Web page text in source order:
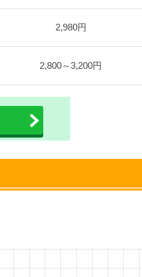
2,980円
2,800～3,200円